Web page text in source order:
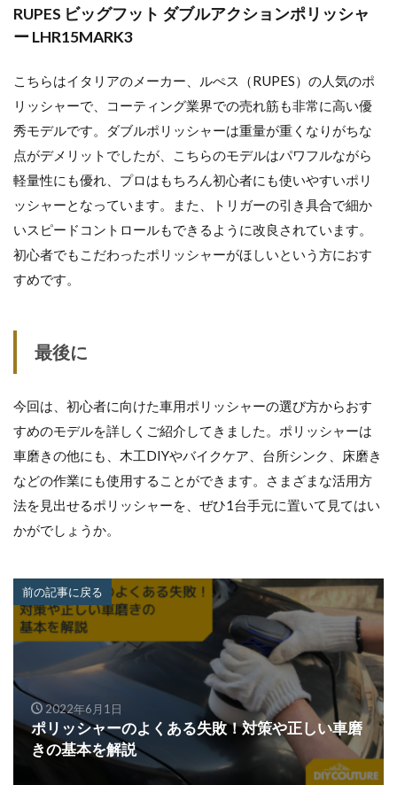
RUPES ビッグフット ダブルアクションポリッシャ
ー LHR15MARK3
こちらはイタリアのメーカー、ルぺス（RUPES）の人気のポ
リッシャーで、コーティング業界での売れ筋も非常に高い優
秀モデルです。ダブルポリッシャーは重量が重くなりがちな
点がデメリットでしたが、こちらのモデルはパワフルながら
軽量性にも優れ、プロはもちろん初心者にも使いやすいポリ
ッシャーとなっています。また、トリガーの引き具合で細か
いスピードコントロールもできるように改良されています。
初心者でもこだわったポリッシャーがほしいという方におす
すめです。
最後に
今回は、初心者に向けた車用ポリッシャーの選び方からおす
すめのモデルを詳しくご紹介してきました。ポリッシャーは
車磨きの他にも、木工DIYやバイクケア、台所シンク、床磨き
などの作業にも使用することができます。さまざまな活用方
法を見出せるポリッシャーを、ぜひ1台手元に置いて見てはい
かがでしょうか。
前の記事に戻る
2022年6月1日
ポリッシャーのよくある失敗！対策や正しい車磨
きの基本を解説